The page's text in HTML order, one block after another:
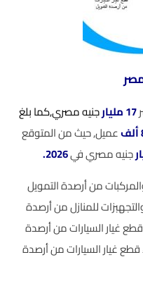
17 مليار
جنيه مصري,كما بلغ
عميل, حيث من المتوقع
جنيه مصري في2026.
من أرصدة التمويل
للمنازل من أرصدة
غيار السيارات من أرصدة
غيار السيارات من أرصدة